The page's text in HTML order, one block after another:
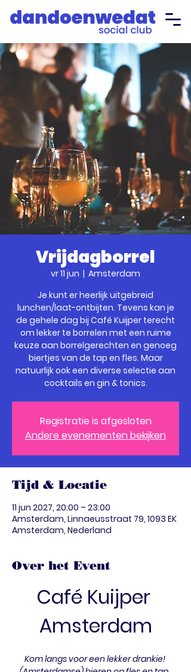
Vrijdagborrel
vr 11 jun
  |
Amsterdam
Je kunt er heerlijk uitgebreid
lunchen/laat-ontbijten. Tevens kan je
de gehele dag bij Café Kuijper terecht
om lekker te borrelen met een ruime
keuze aan borrelgerechten en genoeg
biertjes van de tap en fles. Maar
natuurlijk ook een diverse selectie aan
cocktails en gin & tonics.
Registratie is afgesloten
Andere evenementen bekijken
Tijd & Locatie
11 jun 2027, 20:00 – 23:00
Amsterdam, Linnaeusstraat 79, 1093 EK
Amsterdam, Nederland
Over het Event
Café Kuijper
Amsterdam
Kom langs voor een lekker drankie!